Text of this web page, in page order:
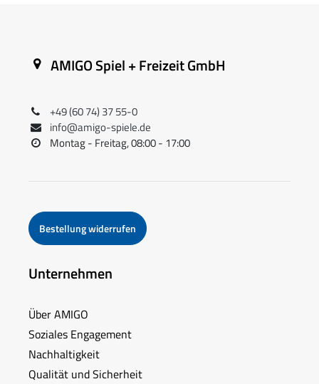
AMIGO Spiel + Freizeit GmbH
+49 (60 74) 37 55-0
info@amigo-spiele.de
Montag - Freitag, 08:00 - 17:00
Bestellung widerrufen
Unternehmen
Über AMIGO
Soziales Engagement
Nachhaltigkeit
Qualität und Sicherheit